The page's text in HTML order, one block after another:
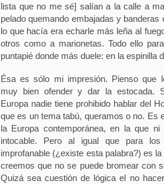
lista que no me sé] salían a la calle a
pelado quemando embajadas y banderas
lo que hacía era echarle más leña al
otros como a marionetas. Todo ello
puntapié donde más duele: en la espinilla
Ésa es sólo mi impresión. Pienso que
muy bien ofender y dar la estocada.
Europa nadie tiene prohibido hablar del
que es un tema tabú, queramos o no. Es
la Europa contemporánea, en la que
intocable. Pero al igual que para los
improfanable (¿existe esta palabra?) es
creemos que no se puede bromear con
Quizá sea cuestión de lógica el no